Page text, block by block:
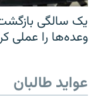
یک سالگی
وعده‌ها را عملی
عواید طالبان